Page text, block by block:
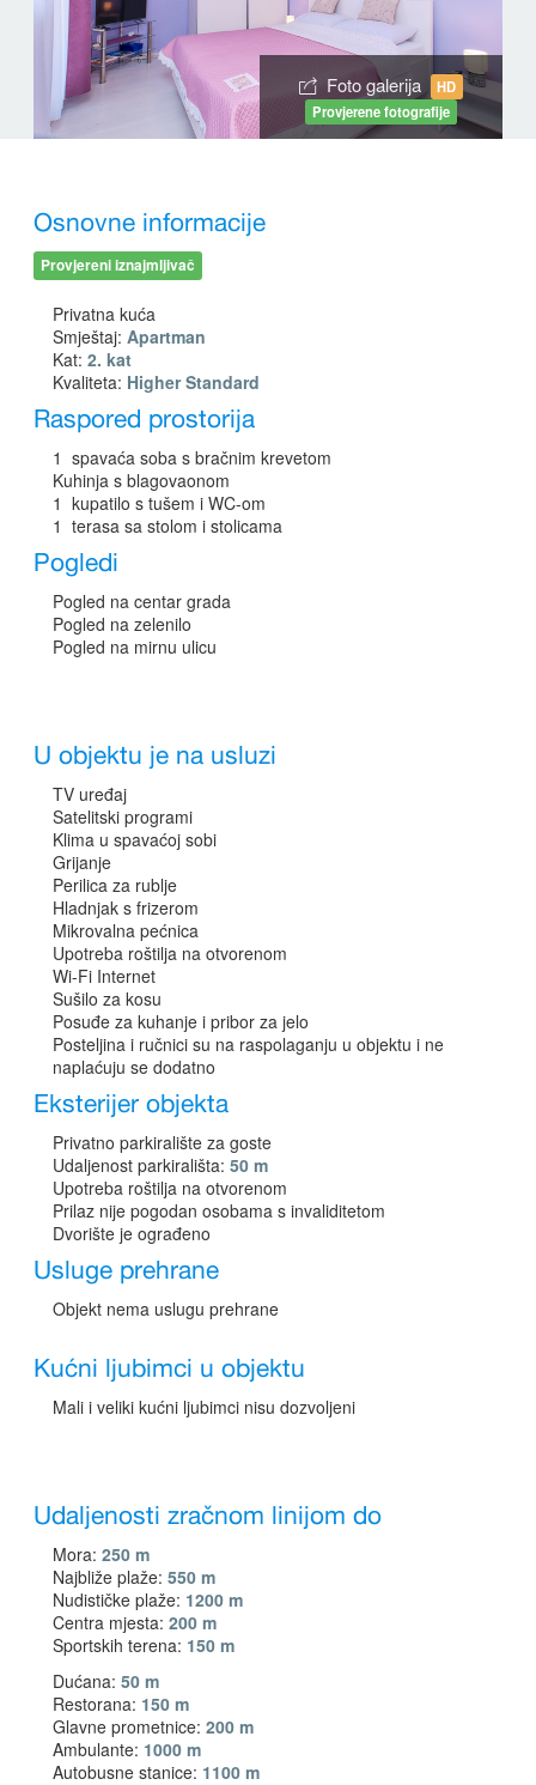
Foto galerija
HD
Provjerene fotografije
Osnovne informacije
Provjereni iznajmljivač
Privatna kuća
Smještaj: Apartman
Kat: 2. kat
Kvaliteta: Higher Standard
Raspored prostorija
1 spavaća soba s bračnim krevetom
Kuhinja s blagovaonom
1 kupatilo s tušem i WC-om
1 terasa sa stolom i stolicama
Pogledi
Pogled na centar grada
Pogled na zelenilo
Pogled na mirnu ulicu
U objektu je na usluzi
TV uređaj
Satelitski programi
Klima u spavaćoj sobi
Grijanje
Perilica za rublje
Hladnjak s frizerom
Mikrovalna pećnica
Upotreba roštilja na otvorenom
Wi-Fi Internet
Sušilo za kosu
Posuđe za kuhanje i pribor za jelo
Posteljina i ručnici su na raspolaganju u objektu i ne
naplaćuju se dodatno
Eksterijer objekta
Privatno parkiralište za goste
Udaljenost parkirališta: 50 m
Upotreba roštilja na otvorenom
Prilaz nije pogodan osobama s invaliditetom
Dvorište je ograđeno
Usluge prehrane
Objekt nema uslugu prehrane
Kućni ljubimci u objektu
Mali i veliki kućni ljubimci nisu dozvoljeni
Udaljenosti zračnom linijom do
Mora: 250 m
Najbliže plaže: 550 m
Nudističke plaže: 1200 m
Centra mjesta: 200 m
Sportskih terena: 150 m
Dućana: 50 m
Restorana: 150 m
Glavne prometnice: 200 m
Ambulante: 1000 m
Autobusne stanice: 1100 m